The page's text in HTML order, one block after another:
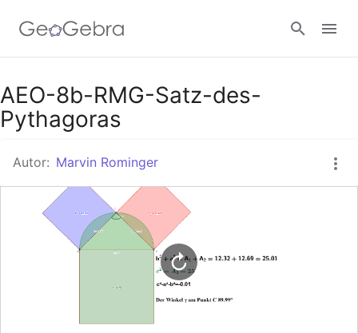
Google Classroom
Anmelden
AEO-8b-RMG-Satz-des-
Pythagoras
Autor: Marvin Rominger